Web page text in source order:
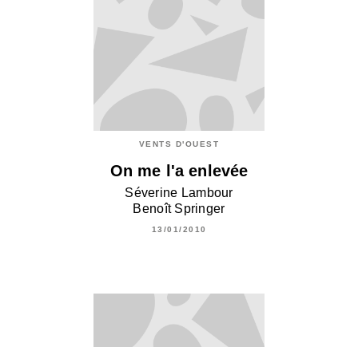
VENTS D'OUEST
On me l'a enlevée
Séverine Lambour
Benoît Springer
13/01/2010